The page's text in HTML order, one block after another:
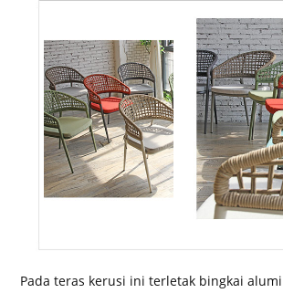
Pada teras kerusi ini terletak bingkai